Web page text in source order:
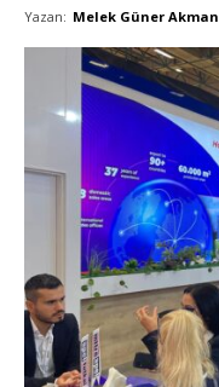
Yazan: Melek Güner Akman